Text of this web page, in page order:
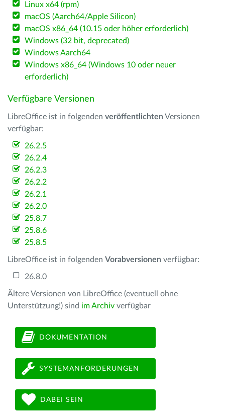
Linux x64 (rpm)
macOS (Aarch64/Apple Silicon)
macOS x86_64 (10.15 oder höher erforderlich)
Windows (32 bit, deprecated)
Windows Aarch64
Windows x86_64 (Windows 10 oder neuer
erforderlich)
Verfügbare Versionen
LibreOffice ist in folgenden veröffentlichten Versionen
verfügbar:
26.2.5
26.2.4
26.2.3
26.2.2
26.2.1
26.2.0
25.8.7
25.8.6
25.8.5
LibreOffice ist in folgenden Vorabversionen verfügbar:
26.8.0
Ältere Versionen von LibreOffice (eventuell ohne
Unterstützung!) sind im Archiv verfügbar
DOKUMENTATION
SYSTEMANFORDERUNGEN
DABEI SEIN